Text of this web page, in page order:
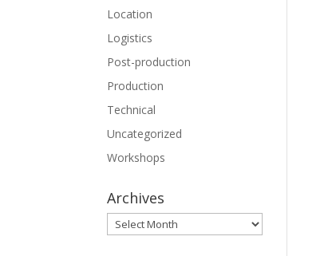
Location
Logistics
Post-production
Production
Technical
Uncategorized
Workshops
Archives
Archives